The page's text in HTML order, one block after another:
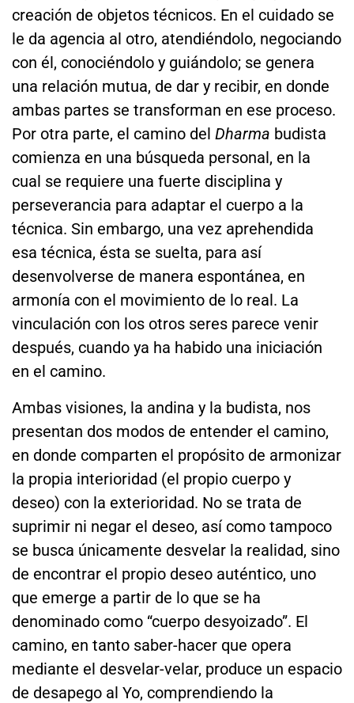
creación de objetos técnicos. En el cuidado se
le da agencia al otro, atendiéndolo, negociando
con él, conociéndolo y guiándolo; se genera
una relación mutua, de dar y recibir, en donde
ambas partes se transforman en ese proceso.
Por otra parte, el camino del Dharma budista
comienza en una búsqueda personal, en la
cual se requiere una fuerte disciplina y
perseverancia para adaptar el cuerpo a la
técnica. Sin embargo, una vez aprehendida
esa técnica, ésta se suelta, para así
desenvolverse de manera espontánea, en
armonía con el movimiento de lo real. La
vinculación con los otros seres parece venir
después, cuando ya ha habido una iniciación
en el camino.
Ambas visiones, la andina y la budista, nos
presentan dos modos de entender el camino,
en donde comparten el propósito de armonizar
la propia interioridad (el propio cuerpo y
deseo) con la exterioridad. No se trata de
suprimir ni negar el deseo, así como tampoco
se busca únicamente desvelar la realidad, sino
de encontrar el propio deseo auténtico, uno
que emerge a partir de lo que se ha
denominado como “cuerpo desyoizado”. El
camino, en tanto saber-hacer que opera
mediante el desvelar-velar, produce un espacio
de desapego al Yo, comprendiendo la